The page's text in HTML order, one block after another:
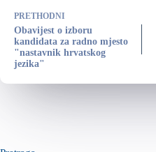
PRETHODNI
Obavijest o izboru
kandidata za radno mjesto
"nastavnik hrvatskog
jezika"